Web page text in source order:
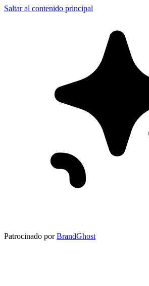
Saltar al contenido principal
Patrocinado por BrandGhost